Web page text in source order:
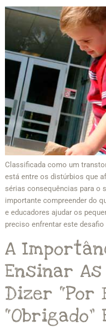
Classificada como um
está entre os distúrbios que
sérias consequências para o
importante compreender do
e educadores ajudar os
preciso enfrentar este desafio
A
Ensinar
Dizer “Por
“Obrigado”